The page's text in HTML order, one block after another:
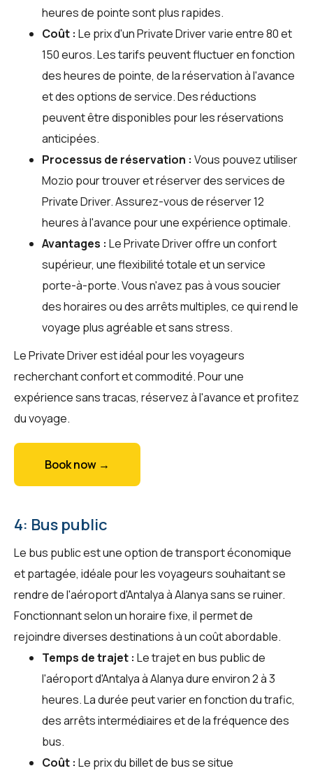
heures de pointe sont plus rapides.
Coût : Le prix d'un Private Driver varie entre 80 et
150 euros. Les tarifs peuvent fluctuer en fonction
des heures de pointe, de la réservation à l'avance
et des options de service. Des réductions
peuvent être disponibles pour les réservations
anticipées.
Processus de réservation : Vous pouvez utiliser
Mozio pour trouver et réserver des services de
Private Driver. Assurez-vous de réserver 12
heures à l'avance pour une expérience optimale.
Avantages : Le Private Driver offre un confort
supérieur, une flexibilité totale et un service
porte-à-porte. Vous n'avez pas à vous soucier
des horaires ou des arrêts multiples, ce qui rend le
voyage plus agréable et sans stress.
Le Private Driver est idéal pour les voyageurs
recherchant confort et commodité. Pour une
expérience sans tracas, réservez à l'avance et profitez
du voyage.
Book now →
4: Bus public
Le bus public est une option de transport économique
et partagée, idéale pour les voyageurs souhaitant se
rendre de l'aéroport d'Antalya à Alanya sans se ruiner.
Fonctionnant selon un horaire fixe, il permet de
rejoindre diverses destinations à un coût abordable.
Temps de trajet : Le trajet en bus public de
l'aéroport d'Antalya à Alanya dure environ 2 à 3
heures. La durée peut varier en fonction du trafic,
des arrêts intermédiaires et de la fréquence des
bus.
Coût : Le prix du billet de bus se situe